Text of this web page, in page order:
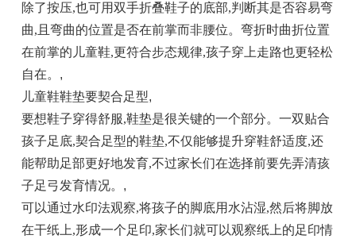
除了按压,也可用双手折叠鞋子的底部,判断其是否容易弯
曲,且弯曲的位置是否在前掌而非腰位。弯折时曲折位置
在前掌的儿童鞋,更符合步态规律,孩子穿上走路也更轻松
自在。 ,
儿童鞋鞋垫要契合足型,
要想鞋子穿得舒服,鞋垫是很关键的一个部分。一双贴合
孩子足底,契合足型的鞋垫,不仅能够提升穿鞋舒适度,还
能帮助足部更好地发育,不过家长们在选择前要先弄清孩
子足弓发育情况。 ,
可以通过水印法观察,将孩子的脚底用水沾湿,然后将脚放
在干纸上,形成一个足印,家长们就可以观察纸上的足印情